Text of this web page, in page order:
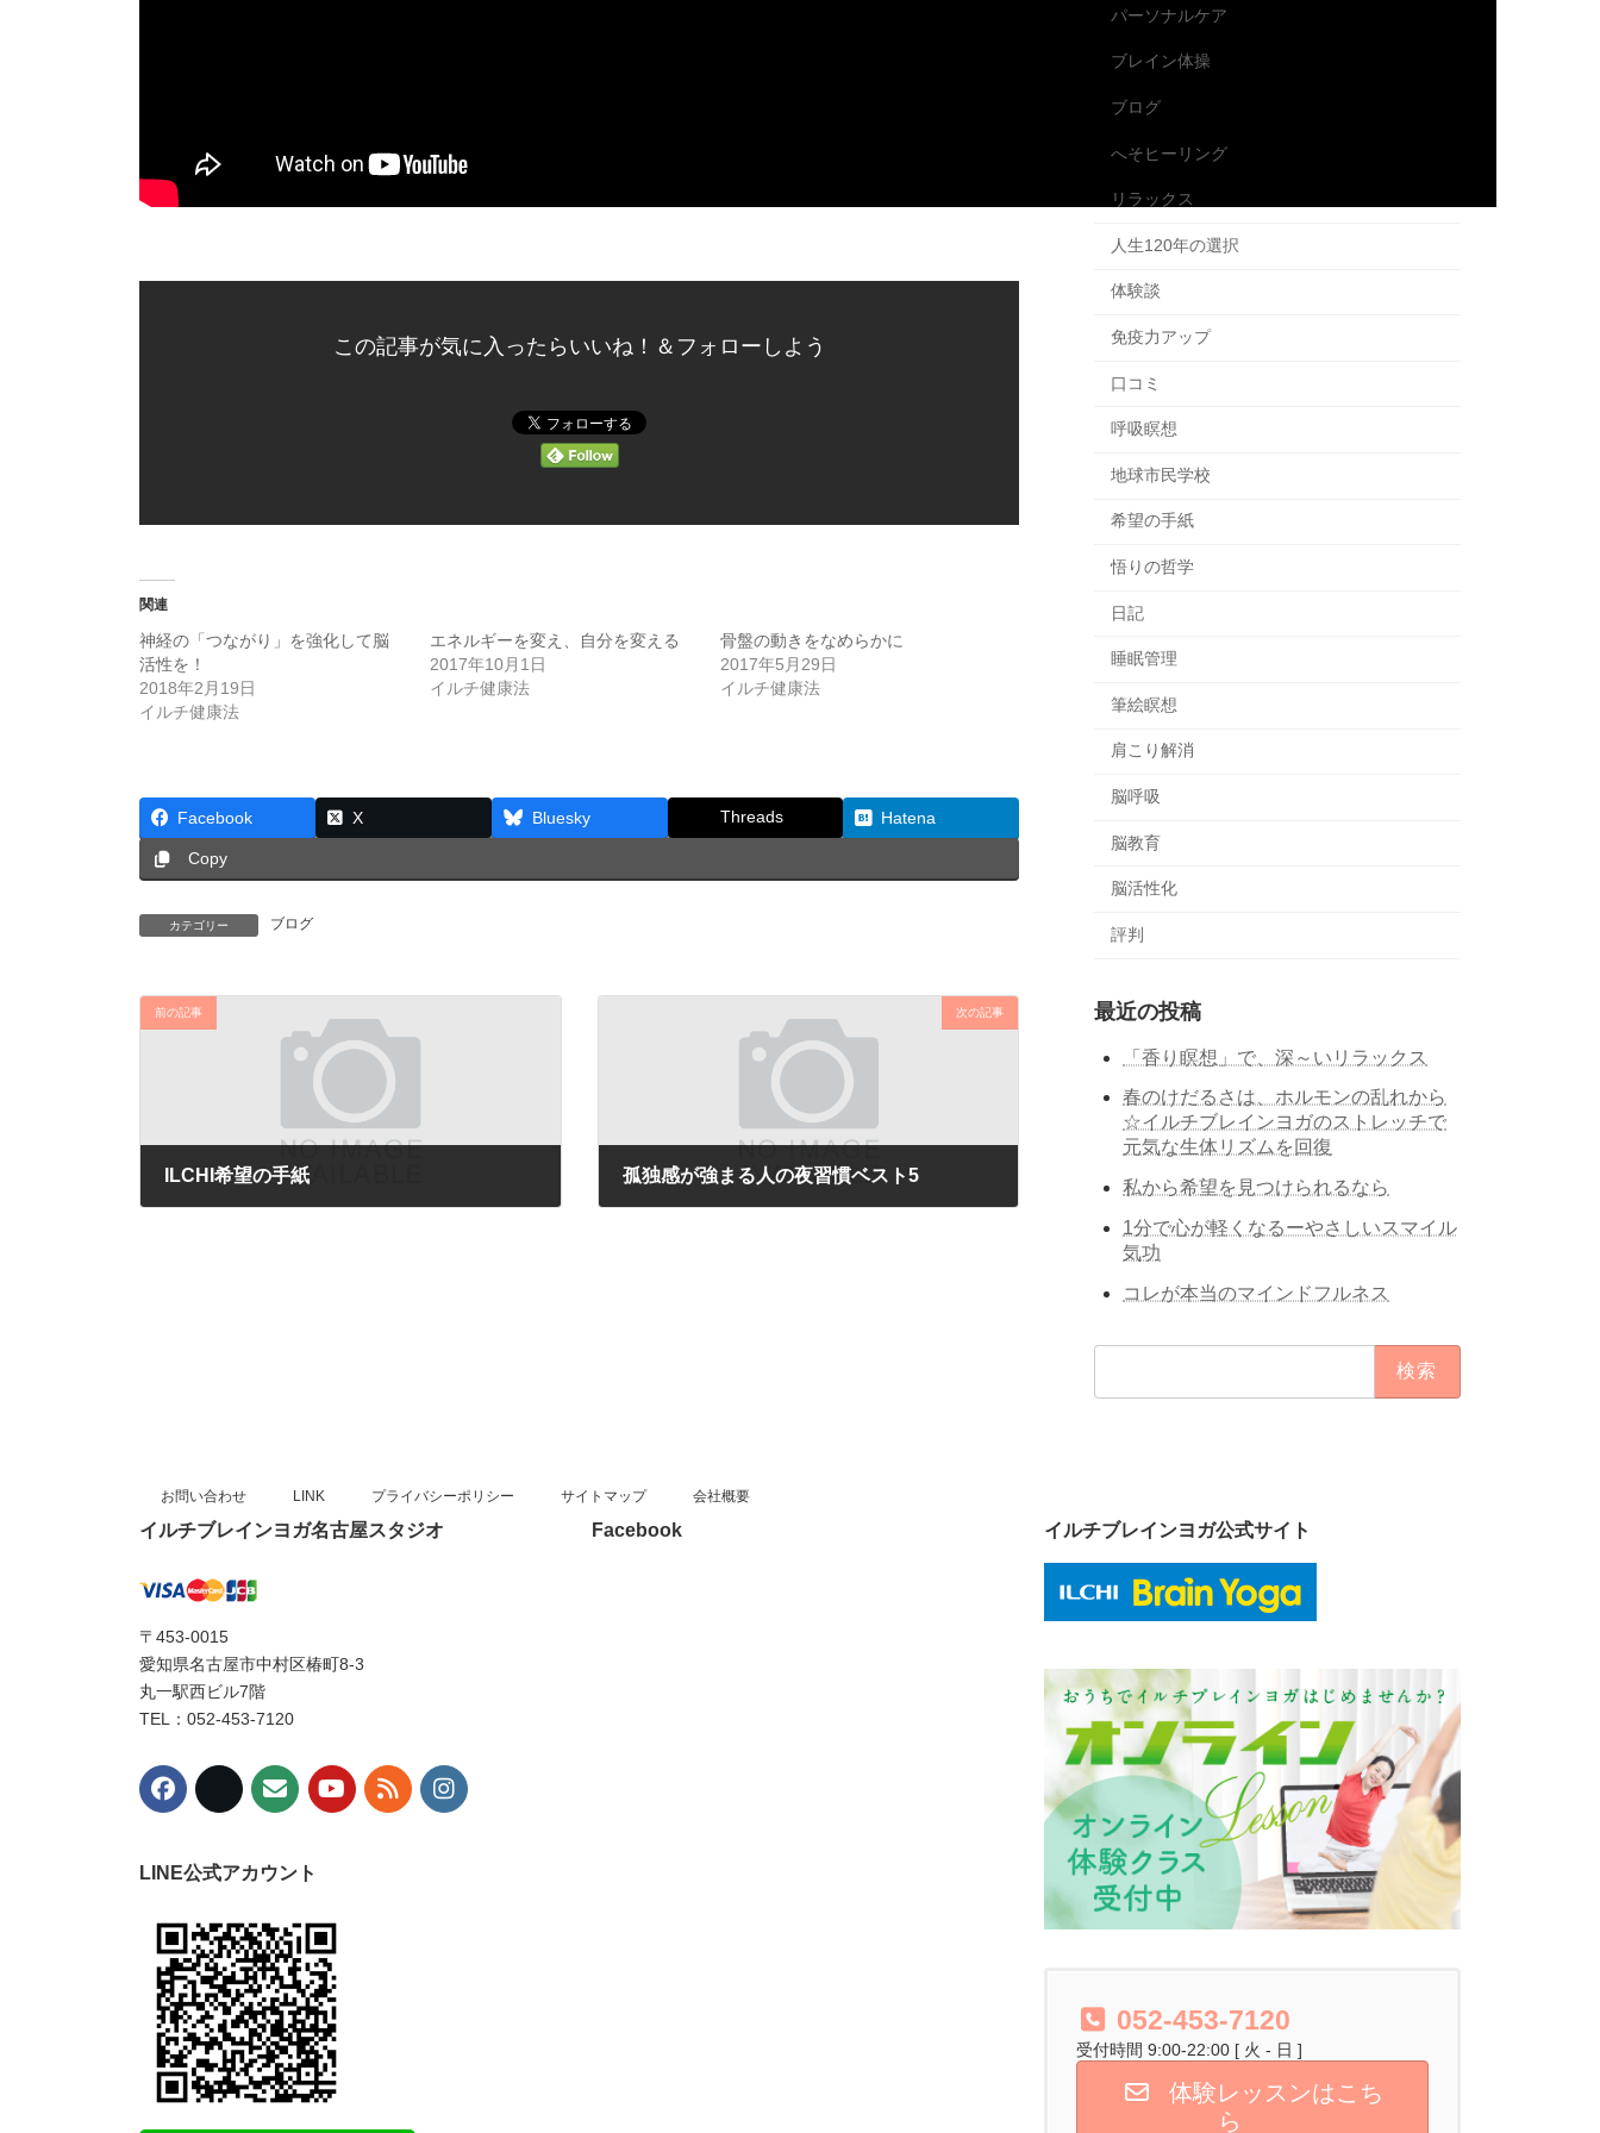
この記事が気に入ったらいいね！＆フォローしよう
関連
神経の「つながり」を強化して脳
活性を！
2018年2月19日
イルチ健康法
エネルギーを変え、自分を変える
2017年10月1日
イルチ健康法
骨盤の動きをなめらかに
2017年5月29日
イルチ健康法
Facebook X Bluesky Threads Hatena
Copy
カテゴリー ブログ
前の記事
ILCHI希望の手紙
次の記事
孤独感が強まる人の夜習慣ベスト5
パーソナルケア
ブレイン体操
ブログ
へそヒーリング
リラックス
人生120年の選択
体験談
免疫力アップ
口コミ
呼吸瞑想
地球市民学校
希望の手紙
悟りの哲学
日記
睡眠管理
筆絵瞑想
肩こり解消
脳呼吸
脳教育
脳活性化
評判
最近の投稿
「香り瞑想」で、深～いリラックス
春のけだるさは、ホルモンの乱れから
☆イルチブレインヨガのストレッチで
元気な生体リズムを回復
私から希望を見つけられるなら
1分で心が軽くなるーやさしいスマイル
気功
コレが本当のマインドフルネス
お問い合わせ LINK プライバシーポリシー サイトマップ 会社概要
イルチブレインヨガ名古屋スタジオ
〒453-0015
愛知県名古屋市中村区椿町8-3
丸一駅西ビル7階
TEL：052-453-7120
LINE公式アカウント
Facebook イルチブレインヨガ公式サイト
052-453-7120
受付時間 9:00-22:00 [ 火 - 日 ]
体験レッスンはこち
ら